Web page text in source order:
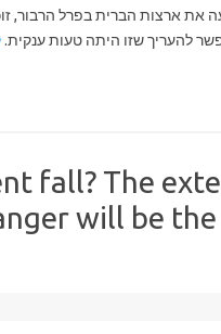
להעריך שזו היתה טעות ענקית.
fall? The
will be